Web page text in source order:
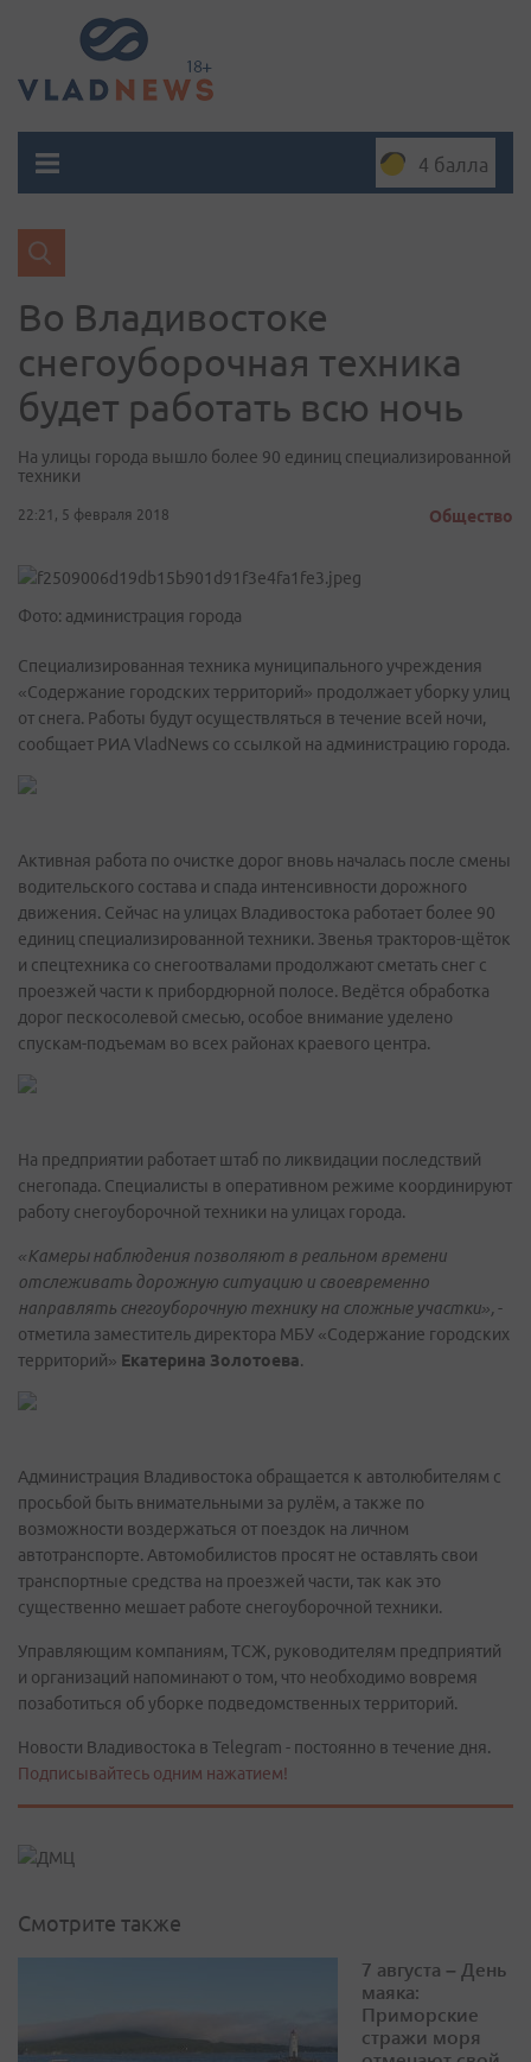
4 балла
Во Владивостоке
снегоуборочная техника
будет работать всю ночь
На улицы города вышло более 90 единиц специализированной
техники
22:21, 5 февраля 2018 Общество
Фото: администрация города
Специализированная техника муниципального учреждения
«Содержание городских территорий» продолжает уборку улиц
от снега. Работы будут осуществляться в течение всей ночи,
сообщает РИА VladNews со ссылкой на администрацию города.
Активная работа по очистке дорог вновь началась после смены
водительского состава и спада интенсивности дорожного
движения. Сейчас на улицах Владивостока работает более 90
единиц специализированной техники. Звенья тракторов-щёток
и спецтехника со снегоотвалами продолжают сметать снег с
проезжей части к прибордюрной полосе. Ведётся обработка
дорог пескосолевой смесью, особое внимание уделено
спускам-подъемам во всех районах краевого центра.
На предприятии работает штаб по ликвидации последствий
снегопада. Специалисты в оперативном режиме координируют
работу снегоуборочной техники на улицах города.
«Камеры наблюдения позволяют в реальном времени
отслеживать дорожную ситуацию и своевременно
направлять снегоуборочную технику на сложные участки»,-
отметила заместитель директора МБУ «Содержание городских
территорий» Екатерина Золотоева.
Администрация Владивостока обращается к автолюбителям с
просьбой быть внимательными за рулём, а также по
возможности воздержаться от поездок на личном
автотранспорте. Автомобилистов просят не оставлять свои
транспортные средства на проезжей части, так как это
существенно мешает работе снегоуборочной техники.
Управляющим компаниям, ТСЖ, руководителям предприятий
и организаций напоминают о том, что необходимо вовремя
позаботиться об уборке подведомственных территорий.
Новости Владивостока в Telegram - постоянно в течение дня.
Подписывайтесь одним нажатием!
Смотрите также
7 августа – День
маяка:
Приморские
стражи моря